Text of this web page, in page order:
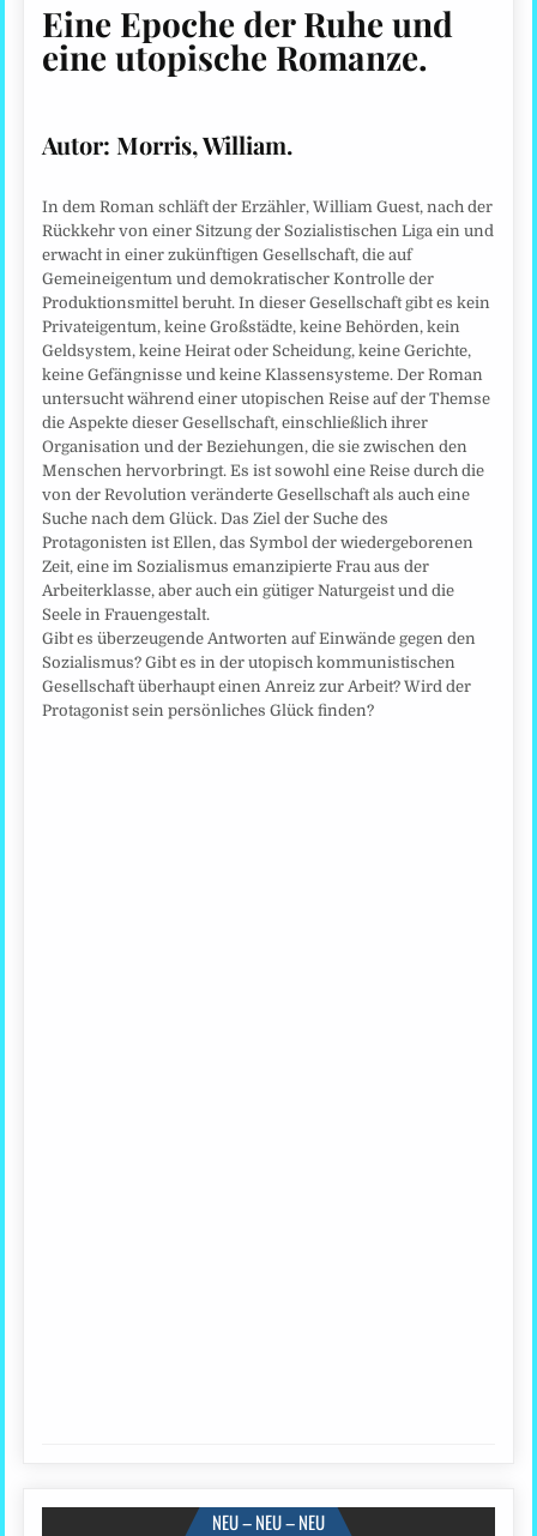
Eine Epoche der Ruhe und
eine utopische Romanze.
Autor: Morris, William.
In dem Roman schläft der Erzähler, William Guest, nach der
Rückkehr von einer Sitzung der Sozialistischen Liga ein und
erwacht in einer zukünftigen Gesellschaft, die auf
Gemeineigentum und demokratischer Kontrolle der
Produktionsmittel beruht. In dieser Gesellschaft gibt es kein
Privateigentum, keine Großstädte, keine Behörden, kein
Geldsystem, keine Heirat oder Scheidung, keine Gerichte,
keine Gefängnisse und keine Klassensysteme. Der Roman
untersucht während einer utopischen Reise auf der Themse
die Aspekte dieser Gesellschaft, einschließlich ihrer
Organisation und der Beziehungen, die sie zwischen den
Menschen hervorbringt. Es ist sowohl eine Reise durch die
von der Revolution veränderte Gesellschaft als auch eine
Suche nach dem Glück. Das Ziel der Suche des
Protagonisten ist Ellen, das Symbol der wiedergeborenen
Zeit, eine im Sozialismus emanzipierte Frau aus der
Arbeiterklasse, aber auch ein gütiger Naturgeist und die
Seele in Frauengestalt.
Gibt es überzeugende Antworten auf Einwände gegen den
Sozialismus? Gibt es in der utopisch kommunistischen
Gesellschaft überhaupt einen Anreiz zur Arbeit? Wird der
Protagonist sein persönliches Glück finden?
NEU – NEU – NEU